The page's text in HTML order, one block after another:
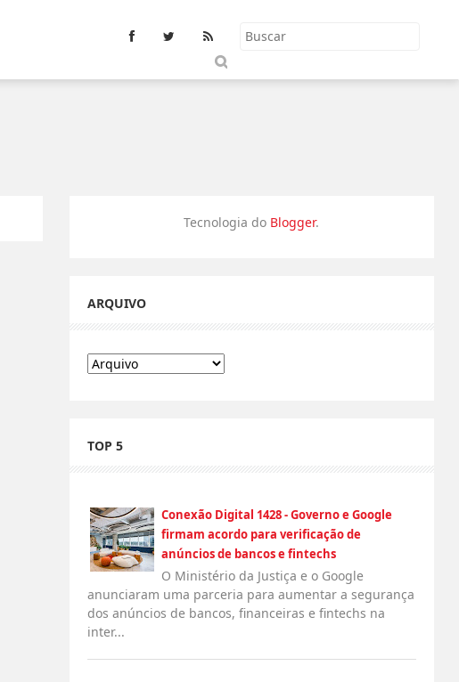
S
u
Tecnologia do Blogger.
ARQUIVO
TOP 5
Conexão Digital 1428 - Governo e Google
firmam acordo para verificação de
anúncios de bancos e fintechs
O Ministério da Justiça e o Google
anunciaram uma parceria para aumentar a segurança
dos anúncios de bancos, financeiras e fintechs na
inter...